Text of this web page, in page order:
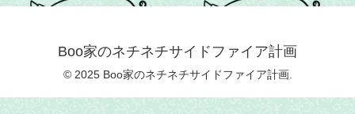
Boo家のネチネチサイドファイア計画
© 2025 Boo家のネチネチサイドファイア計画.